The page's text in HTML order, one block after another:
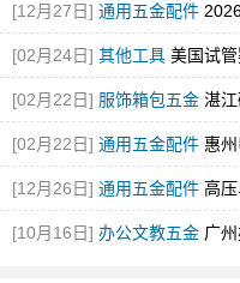
[12月27日] 通用五金配件
[02月24日] 其他工具 美国试
检查是成功的关键
[02月22日] 服饰箱包五金 湛
用干燥剂
[02月22日] 通用五金配件 惠
干燥剂东莞干燥剂厂家
[12月26日] 通用五金配件 高
[10月16日] 办公文教五金 广